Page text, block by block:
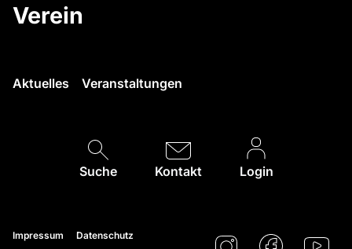
Verein
Aktuelles Veranstaltungen
Suche Kontakt Login
Impressum Datenschutz